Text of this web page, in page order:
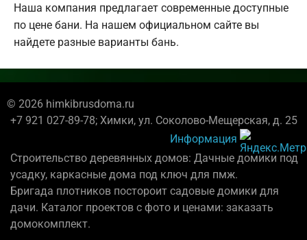
Наша компания предлагает современные доступные
по цене бани. На нашем официальном сайте вы
найдете разные варианты бань.
© 2026 himkibrusdoma.ru
+7 921 027-89-78; Химки, ул. Соколово-Мещерская, д. 25
Информация
Строительство деревянных домов: Дачные домики под
усадку, каркасные дома под ключ для пмж.
Бригада плотников постороит садовые домики для
дачи. Каталог проектов с фото и ценами: заказать
домокомплект.